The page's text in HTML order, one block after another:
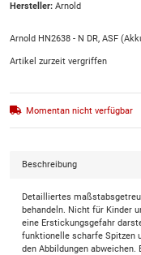
Hersteller: Arnold
Arnold HN2638 - N DR, ASF
Artikel zurzeit vergriffen
Momentan nicht verfügbar
Beschreibung
Detailliertes
behandeln. Nicht für Kinder
eine Erstickungsgefahr
funktionelle scharfe Spitzen
den Abbildungen abweichen.